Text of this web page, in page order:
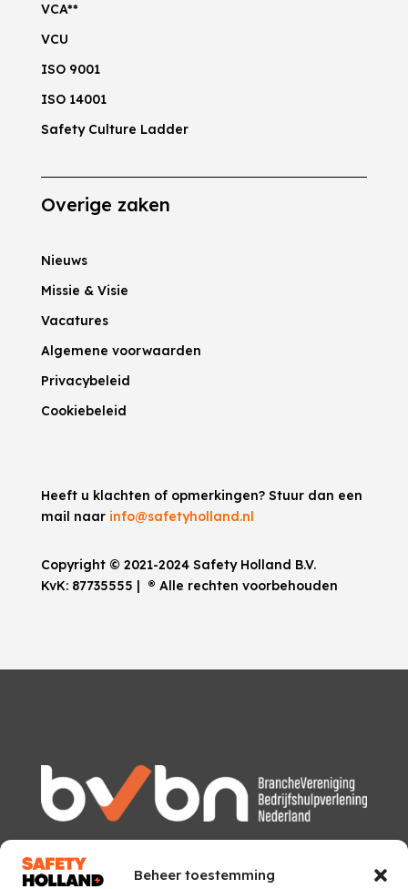
Beheer toestemming
VCA**
VCU
ISO 9001
ISO 14001
Safety Culture Ladder
Overige zaken
Nieuws
Missie & Visie
Vacatures
Algemene voorwaarden
Privacybeleid
Cookiebeleid
Heeft u klachten of opmerkingen? Stuur dan een
mail naar info@safetyholland.nl
Copyright © 2021-2024 Safety Holland B.V.
KvK: 87735555 | ® Alle rechten voorbehouden